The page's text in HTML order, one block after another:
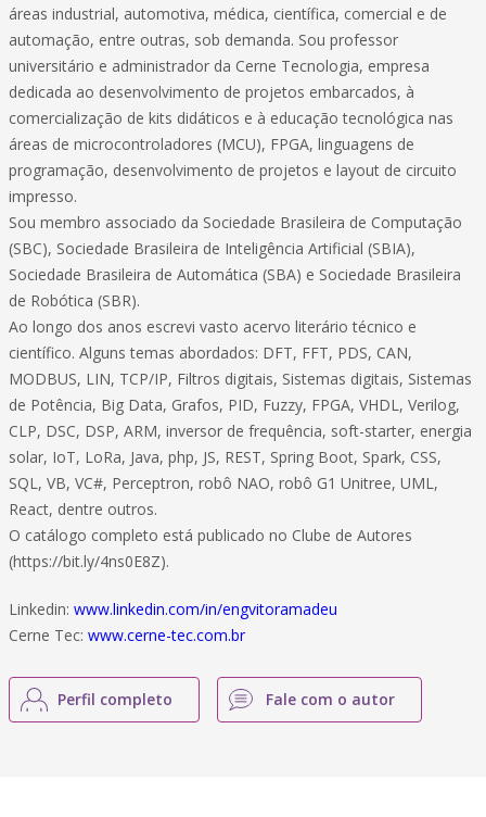
áreas industrial, automotiva, médica, científica, comercial e de
automação, entre outras, sob demanda. Sou professor
universitário e administrador da Cerne Tecnologia, empresa
dedicada ao desenvolvimento de projetos embarcados, à
comercialização de kits didáticos e à educação tecnológica nas
áreas de microcontroladores (MCU), FPGA, linguagens de
programação, desenvolvimento de projetos e layout de circuito
impresso.
Sou membro associado da Sociedade Brasileira de Computação
(SBC), Sociedade Brasileira de Inteligência Artificial (SBIA),
Sociedade Brasileira de Automática (SBA) e Sociedade Brasileira
de Robótica (SBR).
Ao longo dos anos escrevi vasto acervo literário técnico e
científico. Alguns temas abordados: DFT, FFT, PDS, CAN,
MODBUS, LIN, TCP/IP, Filtros digitais, Sistemas digitais, Sistemas
de Potência, Big Data, Grafos, PID, Fuzzy, FPGA, VHDL, Verilog,
CLP, DSC, DSP, ARM, inversor de frequência, soft-starter, energia
solar, IoT, LoRa, Java, php, JS, REST, Spring Boot, Spark, CSS,
SQL, VB, VC#, Perceptron, robô NAO, robô G1 Unitree, UML,
React, dentre outros.
O catálogo completo está publicado no Clube de Autores
(https://bit.ly/4ns0E8Z).
Linkedin: www.linkedin.com/in/engvitoramadeu
Cerne Tec: www.cerne-tec.com.br
Perfil completo Fale com o autor